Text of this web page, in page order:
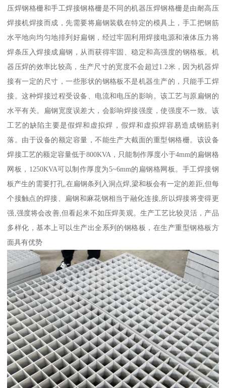
压焊钢格栅和手工焊接钢格栅是不同的机器压焊钢格栅是由耐高压
焊接机焊接而成，先需要将扁钢装载在特定的模具上，手工把钢筋
水平地向均匀地排列好扁钢，经过牢固利用焊接电源和液体压力将
焊条压入焊接成扁钢，从而获得牢固、稳定和高强度的钢格板。机
器压焊的效率比较高，生产尺寸的宽度不会超过1.2米，因为机器焊
接有一定的尺寸，一些形状的钢格板不是机器生产的，只能手工焊
接。这种焊接过程受设备、电流和电压的影响。该工艺与原扁钢的
水平有关。扁钢宽度误差大，会影响焊接强度，使强度不一致。该
工艺的缺陷主要是假焊和虚拟焊，假焊和虚拟焊容易造成钢筋剥
落。由于设备的额定容量，不能生产大截面的重型钢格栅。该设备
焊接工艺的额定容量低于800KVA，只能制作厚度小于4mm的扁钢格
网板，1250KVA可以制作厚度为5~6mm的扁钢格网板。手工焊接钢
板产生的需要打孔,在扁钢条列入洞点焊,梁和板会有一定的差距,但每
个接触点的焊接、扁钢和麻花钢相当于融化连接,所以焊接将变得更
强,强度将会改善,但看起来不如压焊美观。生产工艺比较灵活，产品
多样化，基本上可以生产出全系列的钢格板，在生产重型钢格板方
面具有优势